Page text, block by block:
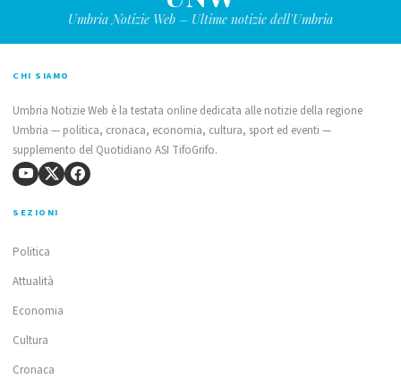
Umbria Notizie Web – Ultime notizie dell'Umbria
CHI SIAMO
Umbria Notizie Web è la testata online dedicata alle notizie della regione
Umbria — politica, cronaca, economia, cultura, sport ed eventi —
supplemento del Quotidiano ASI TifoGrifo.
SEZIONI
Politica
Attualità
Economia
Cultura
Cronaca